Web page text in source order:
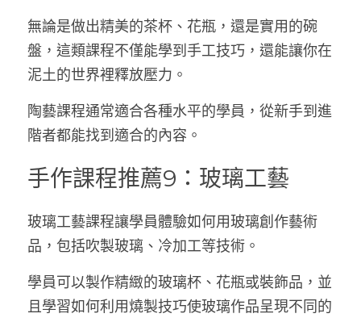
無論是做出精美的茶杯、花瓶，還是實用的碗
盤，這類課程不僅能學到手工技巧，還能讓你在
泥土的世界裡釋放壓力。
陶藝課程通常適合各種水平的學員，從新手到進
階者都能找到適合的內容。
手作課程推薦9：玻璃工藝
玻璃工藝課程讓學員體驗如何用玻璃創作藝術
品，包括吹製玻璃、冷加工等技術。
學員可以製作精緻的玻璃杯、花瓶或裝飾品，並
且學習如何利用燒製技巧使玻璃作品呈現不同的